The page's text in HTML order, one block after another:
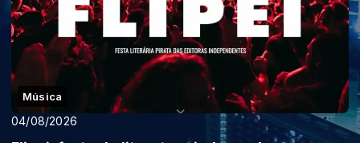
Música
04/08/2026